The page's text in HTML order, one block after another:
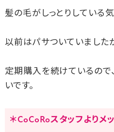
髪の毛がしっとりしている気
以前はパサついていました
定期購入を続けているので
いです。
＊CoCoRoスタッフよりメ